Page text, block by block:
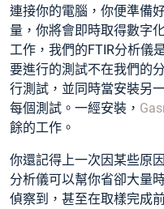
連接你的電腦，你便準備
量，你將會即時取得數字
工作，我們的FTIR分析儀
要進行的測試不在我們的
行測試，並同時當安裝另
每個測試。一經安裝，
餘的工作。
你還記得上一次因某些原
分析儀可以幫你省卻大量
偵察到，甚至在取樣完成